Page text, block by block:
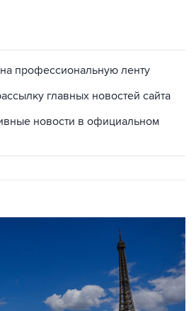
главных новостей сайта
новости в официальном